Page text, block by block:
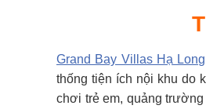
Grand Bay Villas Hạ Long
thống tiện ích nội khu do
chơi trẻ em, quảng